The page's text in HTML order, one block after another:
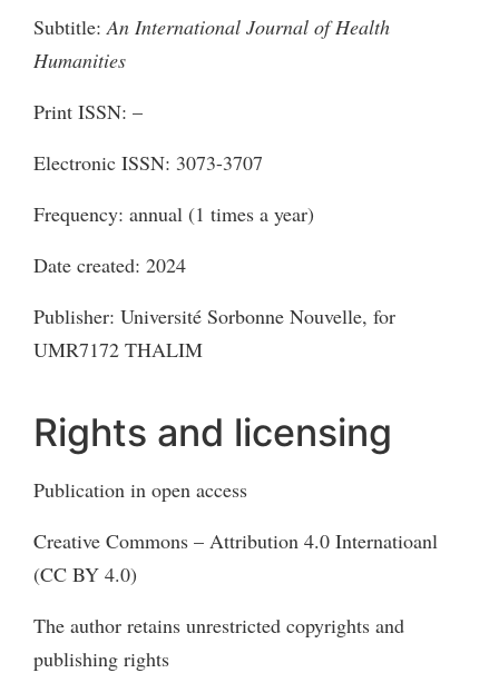
Subtitle:An International Journal of Health
Humanities
Print ISSN: –
Electronic ISSN: 3073-3707
Frequency: annual (1 times a year)
Date created: 2024
Publisher: Université Sorbonne Nouvelle, for
UMR7172 THALIM
Rights and licensing
Publication in open access
Creative Commons – Attribution 4.0 Internatioanl
(CC BY 4.0)
The author retains unrestricted copyrights and
publishing rights